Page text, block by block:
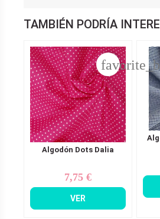
TAMBIÉN PODRÍA
Algodón Dots Dalia
Precio
7,75 €
VER